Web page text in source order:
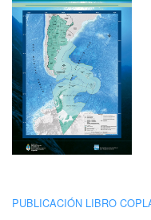
PUBLICACIÓN LIBRO